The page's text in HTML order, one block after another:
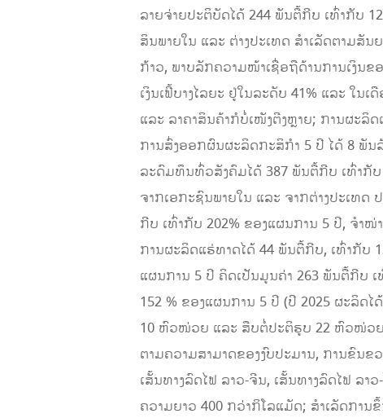
ລາຍຈ່າຍປະຕິບັດໄດ້ 244 ພັນຕື້ກີບ ເທົ່າກັບ
ສິນພາຍໃນ ແລະ ຕ່າງປະເທດ ສຳເລັດຕາມ
ກ້າວ, ພາບລັກຄວາມໜ້າເຊື່ອຖືດ້ານການເງິນຂ
ເງິນເຟີ້ບາງໄລຍະ ຢູ່ໃນລະດັບ 41% ແລະ ໃນ
ແລະ ລາຄາສິນຄ້າກໍບໍ່ເໜັງຕີງຫຼາຍ; ການຜະລິ
ການສົ່ງອອກຜົນຜະລິດກະສິກໍາ 5 ປີ ໄດ້ 8 ພັນ
ລະດົມທຶນທົ່ວສັງຄົມໄດ້ 387 ພັນຕື້ກີບ ເທົ່າກັບ
ຈາກເອກະຊົນພາຍໃນ ແລະ ຈາກຕ່າງປະເທ
ກີບ ເທົ່າກັບ 202% ຂອງແຜນການ 5 ປີ, ຈໍາໜ່
ການຜະລິດແຮ່ທາດໄດ້ 44 ພັນຕື້ກີບ, ເທົ່າກັບ
ແຜນການ 5 ປີ ຄິດເປັນມູນຄ່າ 263 ພັນຕື້ກີບ ເ
152 % ຂອງແຜນການ 5 ປີ (ປີ 2025 ຜະລິ
10 ຫົວໜ່ວຍ ແລະ ສືບຕໍ່ປະຕິຮູບ 22 ຫົວໜ່ວຍ
ຕາມຄວາມສາມາດຂອງງົບປະມານ, ການຂົນ
ເສັ້ນທາງລົດໄຟ ລາວ-ຈີນ, ເສັ້ນທາງລົດໄຟ ລ
ຄວາມຍາວ 400 ກວ່າກິໂລແມັດ; ສໍາເລັດກາ